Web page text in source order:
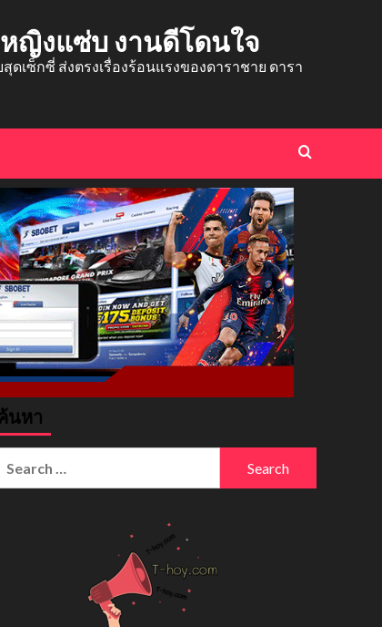
ญิงแซ่บ งานดีโดนใจ
เซ็กซี่ ส่งตรงเรื่องร้อนแรงของดาราชาย ดารา
นหา